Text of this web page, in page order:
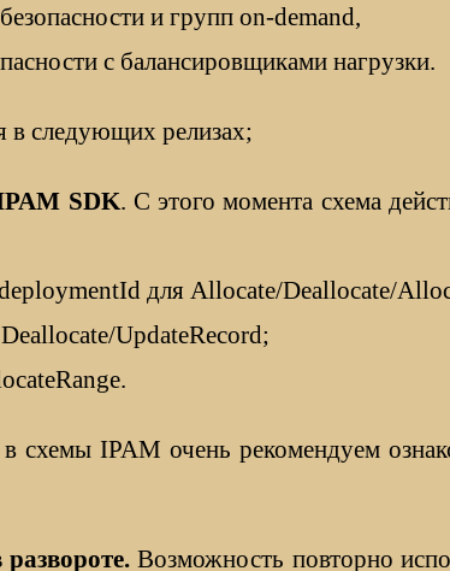
и групп on-demand,
с балансировщиками нагрузки.
в следующих релизах;
SDK. С этого момента схема
для Allocate/Deallocate/
UpdateRecord;
в схемы IPAM очень рекомендуем
Возможность повторно